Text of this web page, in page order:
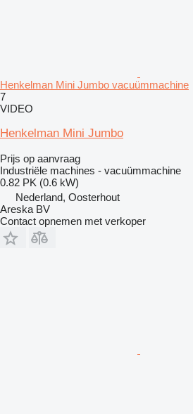
Henkelman Mini Jumbo vacuümmachine
7
VIDEO
Henkelman Mini Jumbo
Prijs op aanvraag
Industriële machines - vacuümmachine
0.82 PK (0.6 kW)
Nederland, Oosterhout
Areska BV
Contact opnemen met verkoper